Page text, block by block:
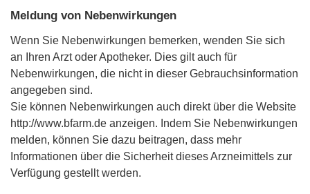
Meldung von Nebenwirkungen
Wenn Sie Nebenwirkungen bemerken, wenden Sie sich
an Ihren Arzt oder Apotheker. Dies gilt auch für
Nebenwirkungen, die nicht in dieser Gebrauchsinformation
angegeben sind.
Sie können Nebenwirkungen auch direkt über die Website
http://www.bfarm.de anzeigen. Indem Sie Nebenwirkungen
melden, können Sie dazu beitragen, dass mehr
Informationen über die Sicherheit dieses Arzneimittels zur
Verfügung gestellt werden.